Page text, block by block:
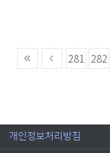
281 282
개인정보처리방침